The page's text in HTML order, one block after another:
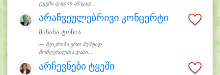
ტყეში დადის ამაყად...
არაჩვეულებრივი კონცერტი
მანანა ტონია
შეიკრიბა ერთ მუშტად,
მომღერალთა დასი,...
არჩევნები ტყეში